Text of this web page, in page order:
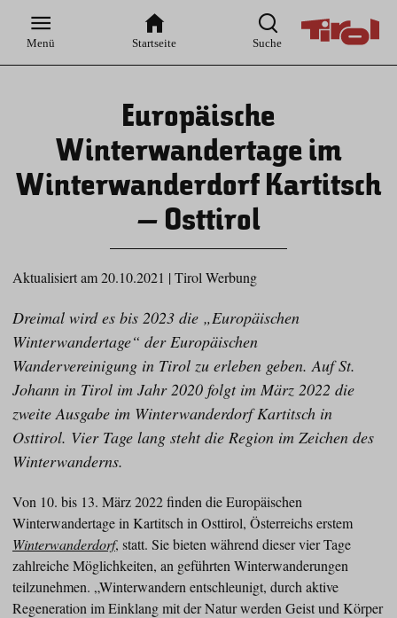
Hauptnavigation
Inhaltsbereich
Menü Startseite Suche
Europäische
Winterwandertage im
Winterwanderdorf Kartitsch
– Osttirol
Aktualisiert am 20.10.2021 | Tirol Werbung
Dreimal wird es bis 2023 die „Europäischen
Winterwandertage“ der Europäischen
Wandervereinigung in Tirol zu erleben geben. Auf St.
Johann in Tirol im Jahr 2020 folgt im März 2022 die
zweite Ausgabe im Winterwanderdorf Kartitsch in
Osttirol. Vier Tage lang steht die Region im Zeichen des
Winterwanderns.
Von 10. bis 13. März 2022 finden die Europäischen
Winterwandertage in Kartitsch in Osttirol, Österreichs erstem
Winterwanderdorf, statt. Sie bieten während dieser vier Tage
zahlreiche Möglichkeiten, an geführten Winterwanderungen
teilzunehmen. „Winterwandern entschleunigt, durch aktive
Regeneration im Einklang mit der Natur werden Geist und Körper